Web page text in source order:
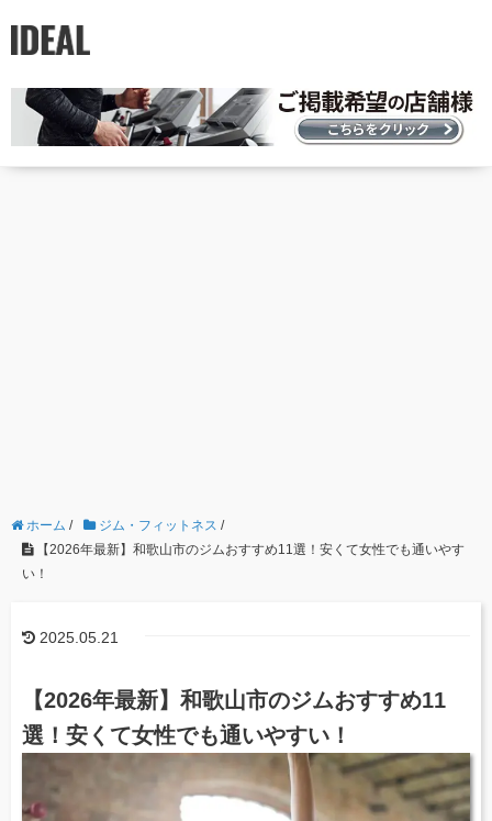
ホーム / ジム・フィットネス /
【2026年最新】和歌山市のジムおすすめ11選！安くて女性でも通いやす
い！
2025.05.21
【2026年最新】和歌山市のジムおすすめ11
選！安くて女性でも通いやすい！